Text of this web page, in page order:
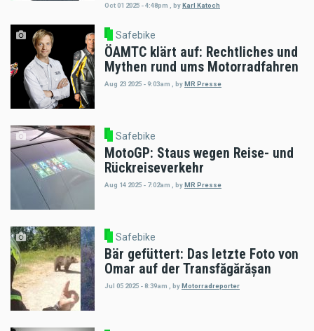
Oct 01 2025 - 4:48pm byKarl Katoch
Safebike
ÖAMTC klärt auf: Rechtliches und
Mythen rund ums Motorradfahren
Aug 23 2025 - 9:03am , byMR Presse
Safebike
MotoGP: Staus wegen Reise- und
Rückreiseverkehr
Aug 14 2025 - 7:02am byMR Presse
Safebike
Bär gefüttert: Das letzte Foto von
Omar auf der Transfăgărășan
Jul 05 2025 - 8:39am byMotorradreporter